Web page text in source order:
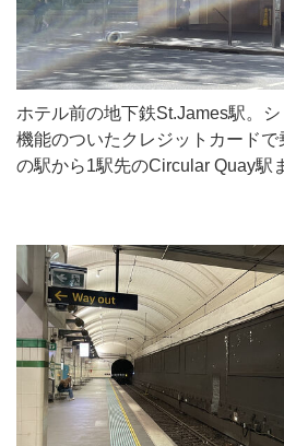
ホテル前の地下鉄St.James駅。
機能のついたクレジットカードで
の駅から1駅先のCircular Quay駅